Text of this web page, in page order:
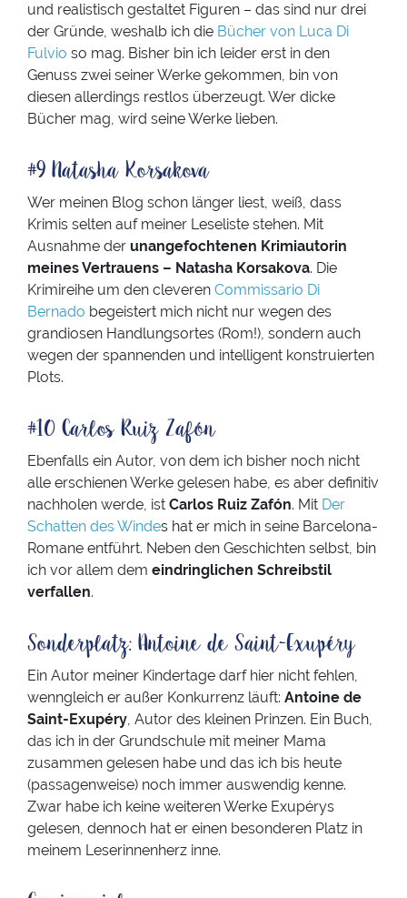
und realistisch gestaltet Figuren – das sind nur drei
der Gründe, weshalb ich die Bücher von Luca Di
Fulvio so mag. Bisher bin ich leider erst in den
Genuss zwei seiner Werke gekommen, bin von
diesen allerdings restlos überzeugt. Wer dicke
Bücher mag, wird seine Werke lieben.
#9 Natasha Korsakova
Wer meinen Blog schon länger liest, weiß, dass
Krimis selten auf meiner Leseliste stehen. Mit
Ausnahme der unangefochtenen Krimiautorin
meines Vertrauens – Natasha Korsakova. Die
Krimireihe um den cleveren Commissario Di
Bernado begeistert mich nicht nur wegen des
grandiosen Handlungsortes (Rom!), sondern auch
wegen der spannenden und intelligent konstruierten
Plots.
#10 Carlos Ruiz Zafón
Ebenfalls ein Autor, von dem ich bisher noch nicht
alle erschienen Werke gelesen habe, es aber definitiv
nachholen werde, ist Carlos Ruiz Zafón. Mit Der
Schatten des Windes hat er mich in seine Barcelona-
Romane entführt. Neben den Geschichten selbst, bin
ich vor allem dem eindringlichen Schreibstil
verfallen.
Sonderplatz: Antoine de Saint-Exupéry
Ein Autor meiner Kindertage darf hier nicht fehlen,
wenngleich er außer Konkurrenz läuft: Antoine de
Saint-Exupéry, Autor des kleinen Prinzen. Ein Buch,
das ich in der Grundschule mit meiner Mama
zusammen gelesen habe und das ich bis heute
(passagenweise) noch immer auswendig kenne.
Zwar habe ich keine weiteren Werke Exupérys
gelesen, dennoch hat er einen besonderen Platz in
meinem Leserinnenherz inne.